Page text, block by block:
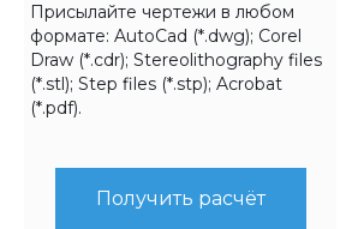
Присылайте чертежи в любом
формате: AutoCad (*.dwg); Corel
Draw (*.cdr); Stereolithography files
(*.stl); Step files (*.stp); Acrobat
(*.pdf).
Получить расчёт